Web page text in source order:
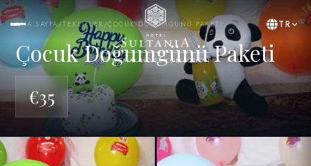
BY YASMAK HOTEL COLLECTION
TR
ANA SAYFA/TEKLIFLER/ÇOCUK DOĞUMGÜNÜ PAKETI
Çocuk Doğumgünü Paketi
€35